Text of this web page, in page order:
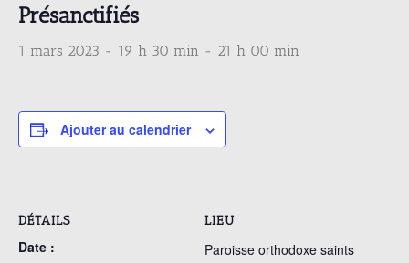
Présanctifiés
1 mars 2023 - 19 h 30 min - 21 h 00 min
Ajouter au calendrier
DÉTAILS
Date :
LIEU
Paroisse orthodoxe saints